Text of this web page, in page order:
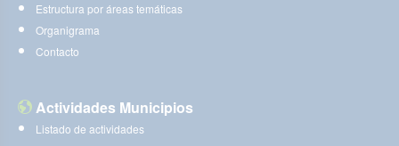
Estructura por áreas temáticas
Organigrama
Contacto
Actividades Municipios
Listado de actividades